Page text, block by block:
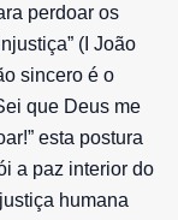
perdoar os
(I João
sincero é o
que Deus me
esta postura
a paz interior do
humana